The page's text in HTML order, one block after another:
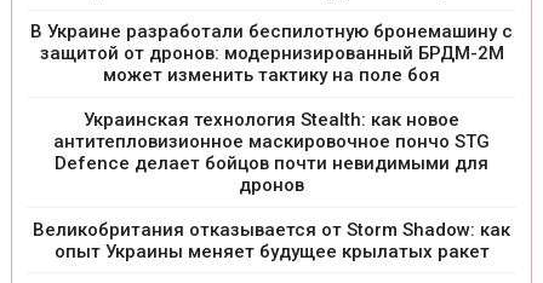
В Украине разработали беспилотную бронемашину с
защитой от дронов: модернизированный БРДМ-2М
может изменить тактику на поле боя
Украинская технология Stealth: как новое
антитепловизионное маскировочное пончо STG
Defence делает бойцов почти невидимыми для
дронов
Великобритания отказывается от Storm Shadow: как
опыт Украины меняет будущее крылатых ракет